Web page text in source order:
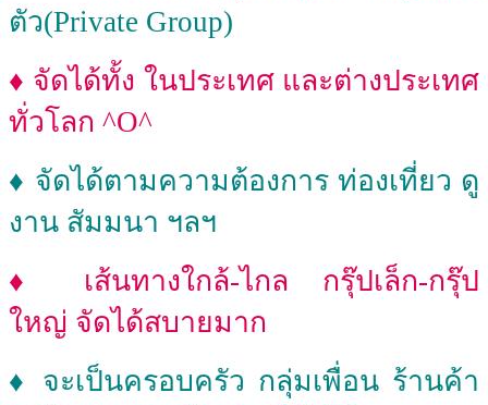
ตัว(Private Group)
♦ จัดได้ทั้ง ในประเทศ และต่างประเทศ
ทั่วโลก ^O^
♦ จัดได้ตามความต้องการ ท่องเที่ยว ดู
งาน สัมมนา ฯลฯ
♦ เส้นทางใกล้-ไกล กรุ๊ปเล็ก-กรุ๊ป
ใหญ่ จัดได้สบายมาก
♦ จะเป็นครอบครัว กลุ่มเพื่อน ร้านค้า